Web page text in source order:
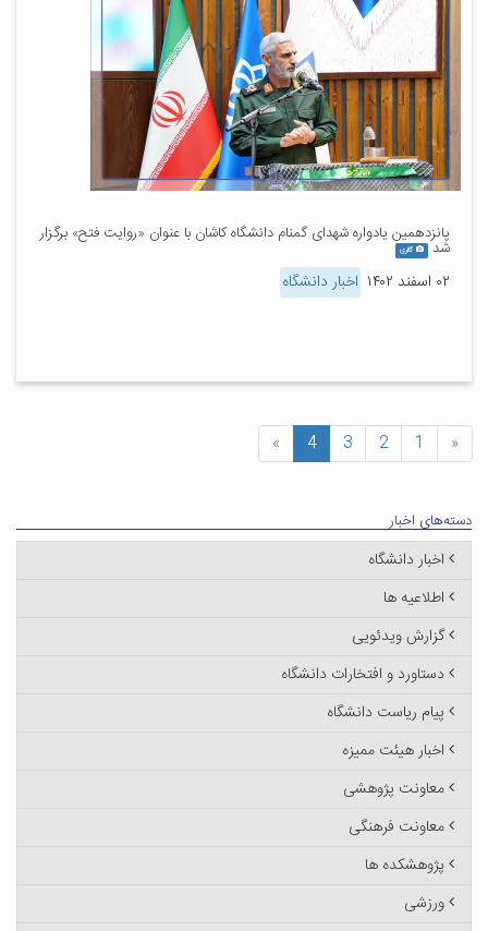
پانزدهمین یادواره شهدای گمنام دانشگاه کاشان با عنوان «روایت فتح» برگزار
شد گالری
۰۲ اسفند ۱۴۰۲ اخبار دانشگاه
«
1
2
3
4
»
دسته‌های اخبار
اخبار دانشگاه
اطلاعیه ها
گزارش ویدئویی
دستاورد و افتخارات دانشگاه
پیام ریاست دانشگاه
اخبار هیئت ممیزه
معاونت پژوهشی
معاونت فرهنگی
پژوهشکده ها
ورزشی